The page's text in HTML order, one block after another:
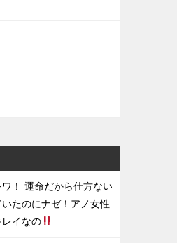
！ 運命だから仕方ない
たのにナゼ！アノ女性
イなの